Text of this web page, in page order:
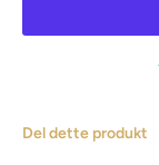
Del dette produkt